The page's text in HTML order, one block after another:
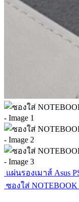
แผ่นรองเมาส์ Asus
ซองใส่ NOTEBOOK